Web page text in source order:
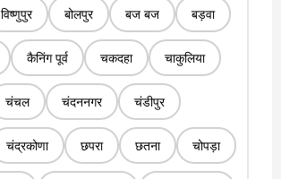
विष्णुपुर बोलपुर बज बज बड़वा
कैनिंग पूर्व चकदहा चाकुलिया
चंचल चंदननगर चंडीपुर
चंद्रकोणा छपरा छतना चोपड़ा